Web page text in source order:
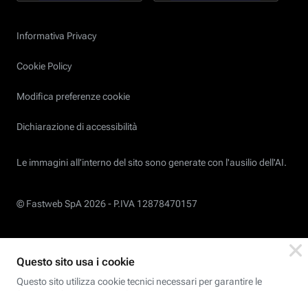
Informativa Privacy
Cookie Policy
Modifica preferenze cookie
Dichiarazione di accessibilità
Le immagini all’interno del sito sono generate con l'ausilio dell'AI.
© Fastweb SpA 2026 - P.IVA 12878470157